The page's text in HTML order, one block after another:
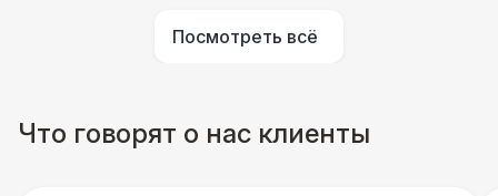
Посмотреть всё
Что говорят о нас клиенты